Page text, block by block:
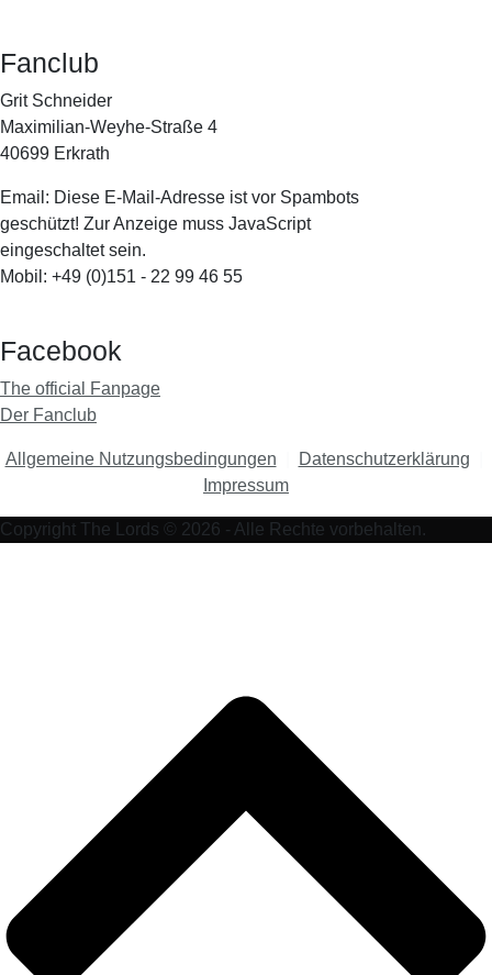
Fanclub
Grit Schneider
Maximilian-Weyhe-Straße 4
40699 Erkrath
Email: Diese E-Mail-Adresse ist vor Spambots
geschützt! Zur Anzeige muss JavaScript
eingeschaltet sein.
Mobil: +49 (0)151 - 22 99 46 55
Facebook
The official Fanpage
Der Fanclub
Allgemeine Nutzungsbedingungen Datenschutzerklärung
Impressum
Copyright The Lords © 2026 - Alle Rechte vorbehalten.